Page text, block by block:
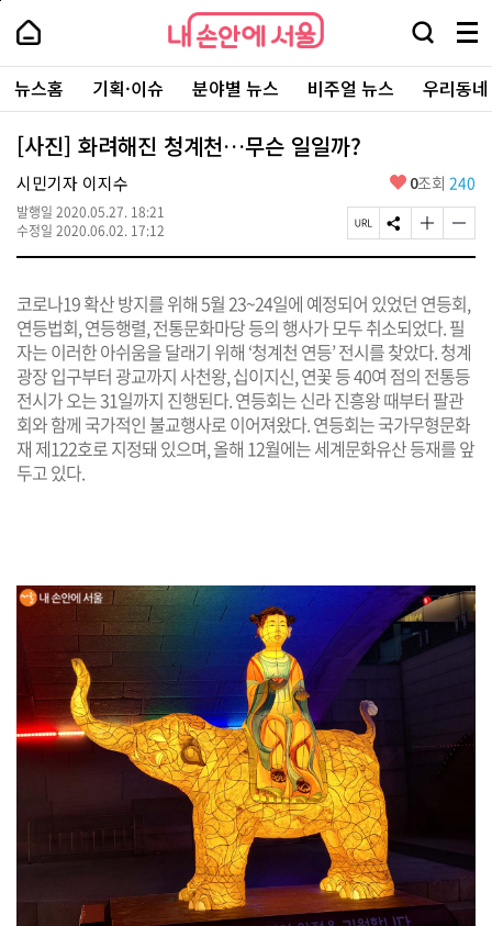
본
로
가
내
손
안
에
서
울
-
서
울
시
대
표
소
털
내
손
에
울
검
창
열
기
메
뉴
전
체
보
주
요
서
뉴스홈 기획·이슈 분야별 뉴스 비주얼 뉴스 우리동
[사진] 화려해진 청계천…무슨 일일까?
시민기자 이지수
발행일 2020.05.27. 18:21
수정일 2020.06.02. 17:12
좋
요
0조회 240
페
이
R
L
복
사
S
N
유
하
기
글
자
크
게
변
경
하
기
글
자
작
게
변
경
하
기
코로나19 확산 방지를 위해 5월 23~24일에 예정되어 있었던 연등회,
연등법회, 연등행렬, 전통문화마당 등의 행사가 모두 취소되었다. 필
자는 이러한 아쉬움을 달래기 위해 ‘청계천 연등’ 전시를 찾았다. 청계
광장 입구부터 광교까지 사천왕, 십이지신, 연꽃 등 40여 점의 전통등
전시가 오는 31일까지 진행된다. 연등회는 신라 진흥왕 때부터 팔관
회와 함께 국가적인 불교행사로 이어져왔다. 연등회는 국가무형문화
재 제122호로 지정돼 있으며, 올해 12월에는 세계문화유산 등재를 앞
두고 있다.
페
상
단
로